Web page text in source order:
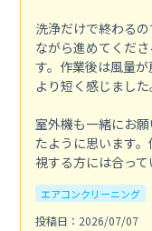
洗浄だけで終わる
ながら進めてくだ
す。作業後は風量
より短く感じました
室外機も一緒にお
たように思います
視する方には合って
エアコンクリーニング
投稿日：2026/07/07